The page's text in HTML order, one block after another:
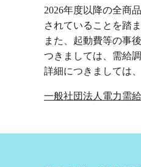
2026年度以降の全商
されていることを踏
また、起動費等の事
つきましては、需給
詳細につきましては
一般社団法人電力需